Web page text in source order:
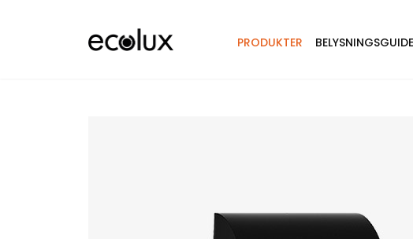
PRODUKTER BELYSNINGSGUIDE